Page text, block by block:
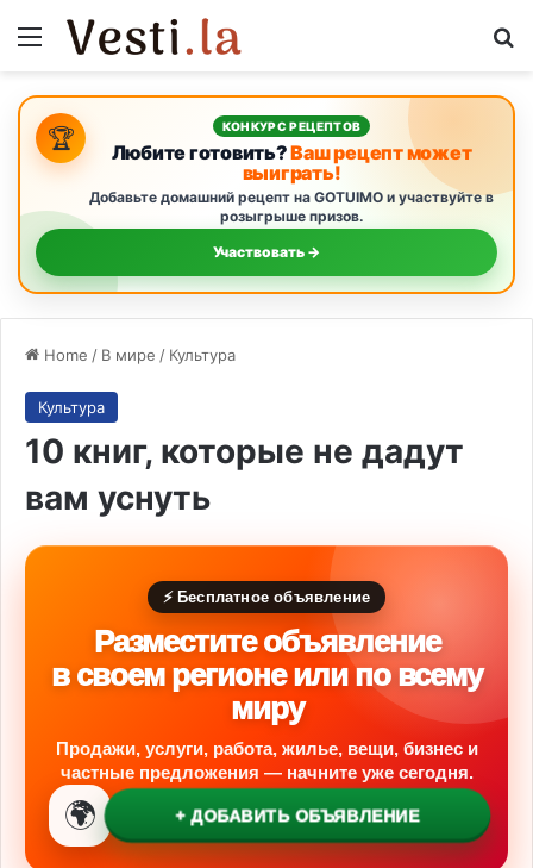
Menu
🏆 КОНКУРС РЕЦЕПТОВ
Любите готовить?Ваш рецепт может
выиграть!
Добавьте домашний рецепт на GOTUIMO и участвуйте в
розыгрыше призов.
Участвовать →
Home / В мире / Культура
Культура
10 книг, которые не дадут
вам уснуть
⚡ Бесплатное объявление
Разместите объявление
в своем регионе или по всему
миру
Продажи, услуги, работа, жилье, вещи, бизнес и
частные предложения — начните уже сегодня.
🌍 + ДОБАВИТЬ ОБЪЯВЛЕНИЕ